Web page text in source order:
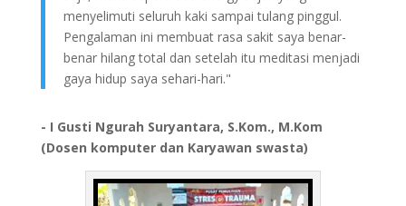
menyelimuti seluruh kaki sampai tulang pinggul.
Pengalaman ini membuat rasa sakit saya benar-
benar hilang total dan setelah itu meditasi menjadi
gaya hidup saya sehari-hari."
- I Gusti Ngurah Suryantara, S.Kom., M.Kom
(Dosen komputer dan Karyawan swasta)